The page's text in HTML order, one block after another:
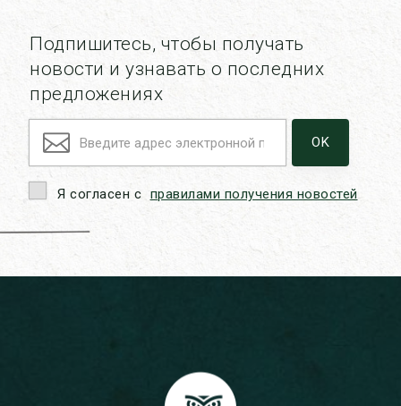
Подпишитесь, чтобы получать
новости и узнавать о последних
предложениях
Я согласен с правилами получения новостей